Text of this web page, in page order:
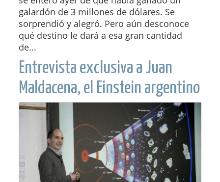
galardón de 3 millones de dólares. Se
sorprendió y alegró. Pero aún desconoce
qué destino le dará a esa gran cantidad
de...
Entrevista exclusiva a Juan
Maldacena, el Einstein argentino